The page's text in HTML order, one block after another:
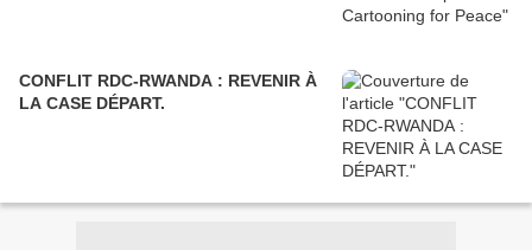
CONFLIT RDC-RWANDA : REVENIR À
LA CASE DÉPART.